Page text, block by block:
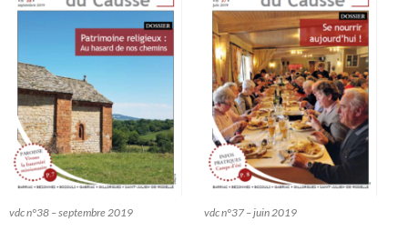
vdc n°38 – septembre 2019 vdc n°37 – juin 2019